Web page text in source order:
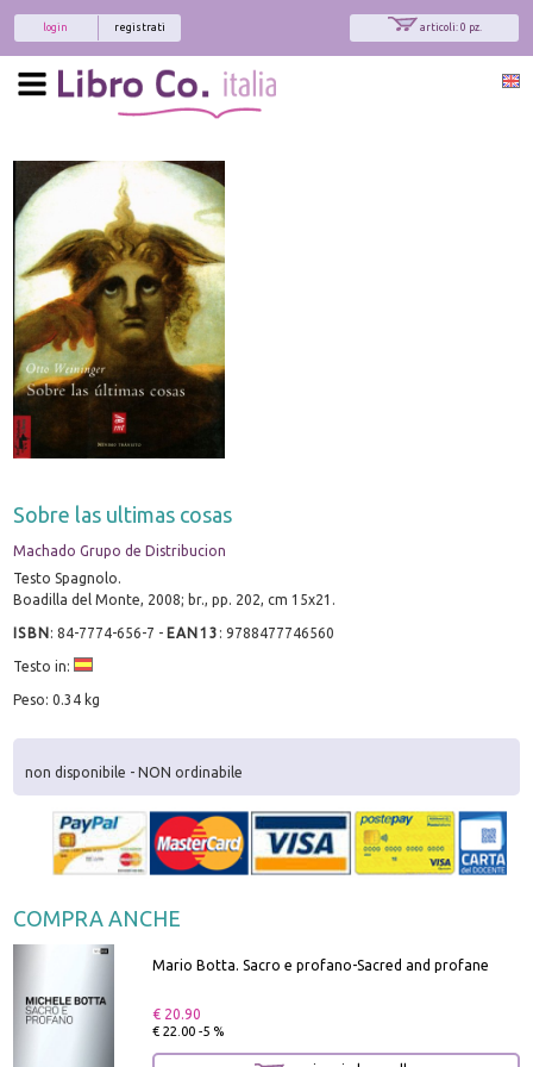
articoli: 0 pz.
registrati
login
Sobre las ultimas cosas
Machado Grupo de Distribucion
Testo Spagnolo.
Boadilla del Monte, 2008; br., pp. 202, cm 15x21.
ISBN:84-7774-656-7 - EAN13 :9788477746560
Testo in:
Peso: 0.34 kg
non disponibile - NON ordinabile
COMPRA ANCHE
Mario Botta. Sacro e profano-Sacred and profane
€ 20.90
€ 22.00 -5 %